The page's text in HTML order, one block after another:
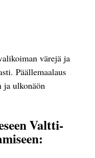
värejä ja
Päällemaalaus
ja ulkonäön
Valtti-